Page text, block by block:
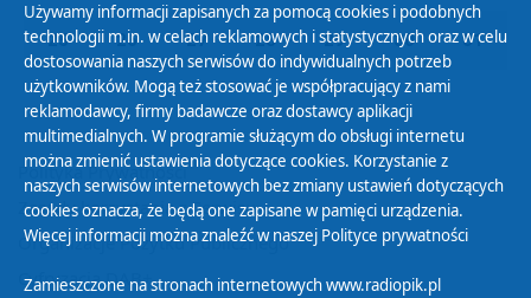
25 26 27 28 29 30 31
Polityka Prywatności
Zasady korzystania z Serwisu
Organizacje Pożytku Publicznego
Cyfryzacja DAB+
Używamy informacji zapisanych za pomocą cookies i podobnych
technologii m.in. w celach reklamowych i statystycznych oraz w celu
dostosowania naszych serwisów do indywidualnych potrzeb
użytkowników. Mogą też stosować je współpracujący z nami
reklamodawcy, firmy badawcze oraz dostawcy aplikacji
multimedialnych. W programie służącym do obsługi internetu
można zmienić ustawienia dotyczące cookies. Korzystanie z
naszych serwisów internetowych bez zmiany ustawień dotyczących
cookies oznacza, że będą one zapisane w pamięci urządzenia.
Więcej informacji można znaleźć w naszej Polityce prywatności
Zamieszczone na stronach internetowych www.radiopik.pl